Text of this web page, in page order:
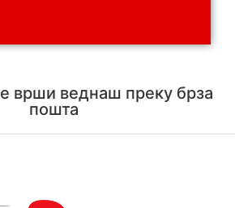
врши веднаш преку брза
пошта